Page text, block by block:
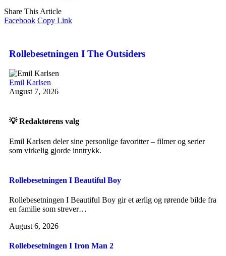
Share This Article
Facebook Copy Link
Rollebesetningen I The Outsiders
Emil Karlsen
August 7, 2026
💡 Redaktørens valg
Emil Karlsen deler sine personlige favoritter – filmer og serier
som virkelig gjorde inntrykk.
Rollebesetningen I Beautiful Boy
Rollebesetningen I Beautiful Boy gir et ærlig og rørende bilde fra
en familie som strever…
August 6, 2026
Rollebesetningen I Iron Man 2